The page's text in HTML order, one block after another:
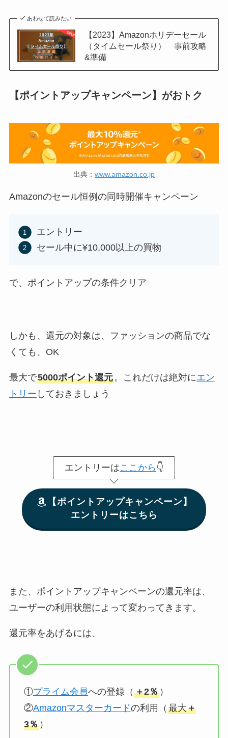
あわせて読みたい
【2023】Amazonホリデーセール
（タイムセール祭り） 事前攻略
&準備
【ポイントアップキャンペーン】がおトク
出典： www.amazon.co.jp
Amazonのセール恒例の同時開催キャンペーン
エントリー
セール中に¥10,000以上の買物
で、ポイントアップの条件クリア
しかも、 還元の対象は、ファッションの商品でな
くても、OK
最大で5000ポイント還元。これだけは絶対にエン
トリー しておきましょう
エントリーはここから 👇
【ポイントアップキャンペーン】
エントリーはこちら
また、ポイントアップキャンペーンの還元率は、
ユーザーの利用状態によって変わってきます。
還元率をあげるには、
①プライム会員への登録（ ＋2％）
②Amazonマスターカードの利用（ 最大＋
3％）